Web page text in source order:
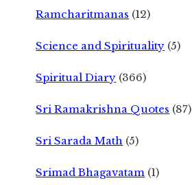
Ramcharitmanas (12)
Science and Spirituality (5)
Spiritual Diary (366)
Sri Ramakrishna Quotes (87)
Sri Sarada Math (5)
Srimad Bhagavatam (1)